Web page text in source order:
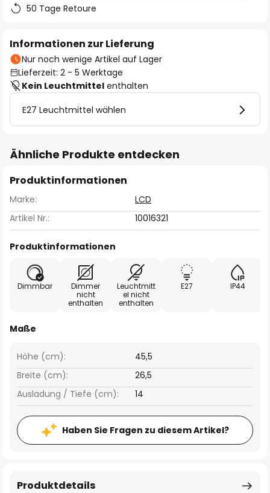
50 Tage Retoure
Informationen zur Lieferung
Nur noch wenige Artikel auf Lager
Lieferzeit: 2 - 5 Werktage
Kein Leuchtmittel enthalten
E27 Leuchtmittel wählen
Ähnliche Produkte entdecken
Produktinformationen
Marke:
LCD
Artikel Nr.:
10016321
Produktinformationen
Dimmbar
Dimmer
nicht
enthalten
Leuchtmitt
el nicht
enthalten
E27 IP44
Maße
Breite (cm): 26,5
Höhe (cm): 45,5
Ausladung / Tiefe (cm): 14
Haben Sie Fragen zu diesem Artikel?
Produktdetails